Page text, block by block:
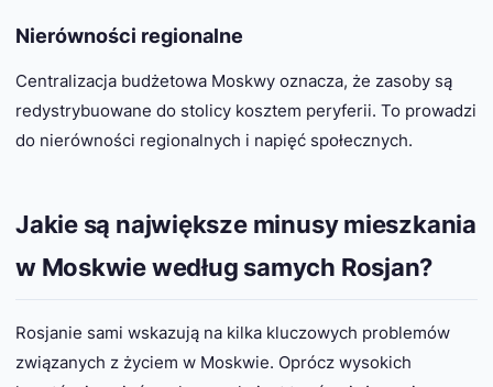
Nierówności regionalne
Centralizacja budżetowa Moskwy oznacza, że zasoby są
redystrybuowane do stolicy kosztem peryferii. To prowadzi
do nierówności regionalnych i napięć społecznych.
Jakie są największe minusy mieszkania
w Moskwie według samych Rosjan?
Rosjanie sami wskazują na kilka kluczowych problemów
związanych z życiem w Moskwie. Oprócz wysokich